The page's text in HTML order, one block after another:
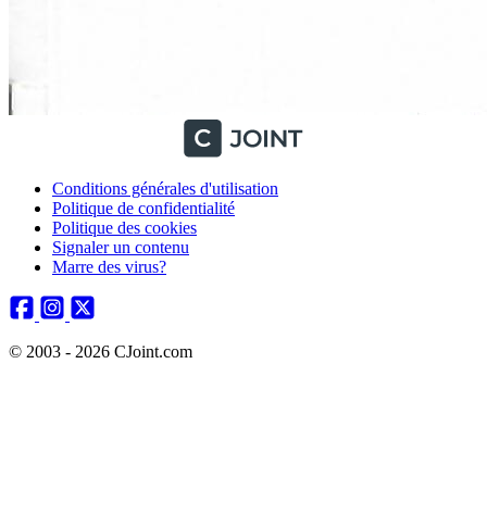
Conditions générales d'utilisation
Politique de confidentialité
Politique des cookies
Signaler un contenu
Marre des virus?
© 2003 - 2026 CJoint.com